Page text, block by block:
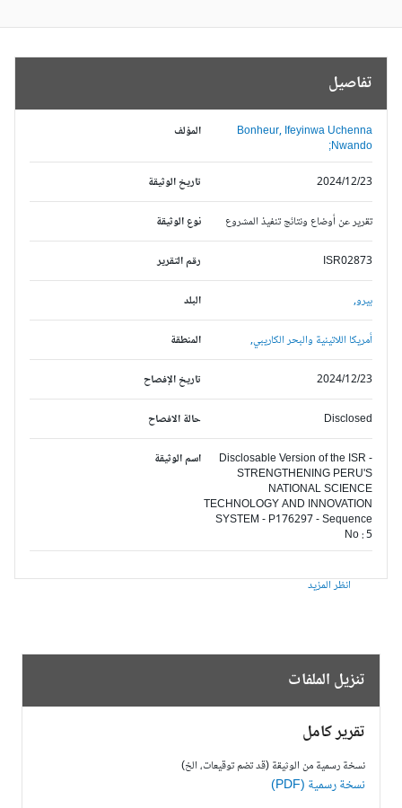
تفاصيل
المؤلف
Bonheur, Ifeyinwa Uchenna
Nwando;
تاريخ الوثيقة
2024/12/23
نوع الوثيقة تقرير عن أوضاع ونتائج تنفيذ المشروع
رقم التقرير ISR02873
البلد بيرو,
المنطقة أمريكا اللاتينية والبحر الكاريبي,
تاريخ الإفصاح 2024/12/23
حالة الافصاح Disclosed
اسم الوثيقة
Disclosable Version of the ISR -
STRENGTHENING PERU'S
NATIONAL SCIENCE
TECHNOLOGY AND INNOVATION
SYSTEM - P176297 - Sequence
No : 5
انظر المزيد
تنزيل الملفات
تقرير كامل
نسخة رسمية من الوثيقة (قد تضم توقيعات، الخ)
نسخة رسمية (PDF)